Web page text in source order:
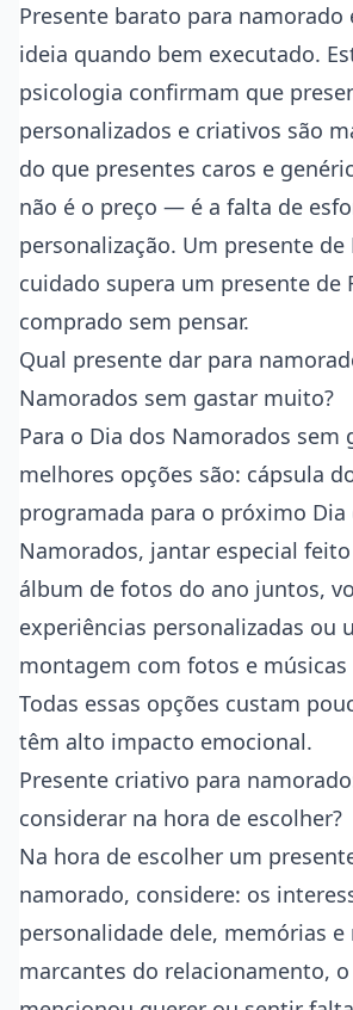
Presente barato para namorado
ideia quando bem executado.
psicologia confirmam que
personalizados e criativos são
do que presentes caros e
não é o preço — é a falta de
personalização. Um presente de
cuidado supera um presente de
comprado sem pensar.
Qual presente dar para
Namorados sem gastar muito?
Para o Dia dos Namorados sem
melhores opções são: cápsula
programada para o próximo Dia
Namorados, jantar especial
álbum de fotos do ano juntos,
experiências personalizadas ou
montagem com fotos e músicas
Todas essas opções custam
têm alto impacto emocional.
Presente criativo para
considerar na hora de escolher?
Na hora de escolher um
namorado, considere: os
personalidade dele, memórias
marcantes do relacionamento,